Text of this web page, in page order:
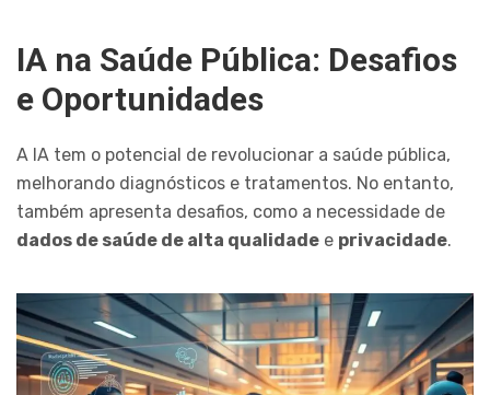
IA na Saúde Pública: Desafios
e Oportunidades
A IA tem o potencial de revolucionar a saúde pública,
melhorando diagnósticos e tratamentos. No entanto,
também apresenta desafios, como a necessidade de
dados de saúde de alta qualidade e privacidade.